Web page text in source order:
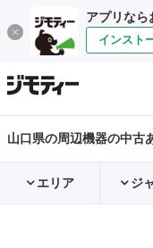
アプリなら
インスト
山口県の周辺機器の中古
エリア ジ